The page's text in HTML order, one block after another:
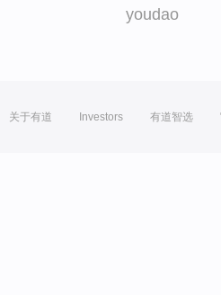
youdao
关于有道 Investors 有道智选